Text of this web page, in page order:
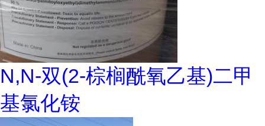
N,N-双(2-棕榈酰氧乙基)二甲
基氯化铵